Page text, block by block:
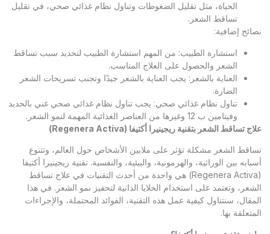
الحياة، مثل تقليل الضغوطات وتناول نظام غذائي صحي، في تقليل
تساقط الشعر.
نصائح إضافية:
استشارة الطبيب: من المهم استشارة الطبيب لتحديد سبب تساقط
الشعر والحصول على العلاج المناسب.
العناية بالشعر: يجب العناية بالشعر جيدًا وتجنب تسريحات الشعر
الضارة.
تناول نظام غذائي صحي: يجب تناول نظام غذائي صحي غني بالحديد
وفيتامين ب 12 وغيرها من العناصر الغذائية المهمة لنمو الشعر.
علاج تساقط الشعر بتقنية ريجينيرا أكتيفا (Regenera Activa)
تساقط الشعر مشكلة تؤثر على ملايين الأشخاص حول العالم، وتتنوع
أسبابه بين الوراثية، والهرمونية، والبيئية، والنفسية. تقنية ريجينيرا أكتيفا
(Regenera Activa) هي واحدة من أحدث التقنيات في علاج تساقط
الشعر، وتعتمد على استخدام الخلايا الذاتية لتحفيز نمو الشعر. في هذا
المقال، سنتناول كيفية عمل هذه التقنية، الفوائد المحتملة، والإجراءات
المتعلقة بها.